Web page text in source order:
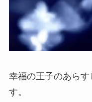
幸福の王子のあら
す。